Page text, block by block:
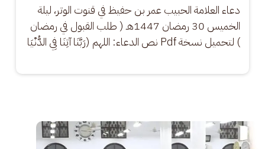
دعاء العلامة الحبيب عمر بن حفيظ في قنوت الوتر، ليلة
الخميس 30 رمضان 1447هـ ( طلب القبول في رمضان
) لتحميل نسخة Pdf نص الدعاء: اللهم (رَبَّنَا آتِنَا فِي الدُّنْيَا
الصورة